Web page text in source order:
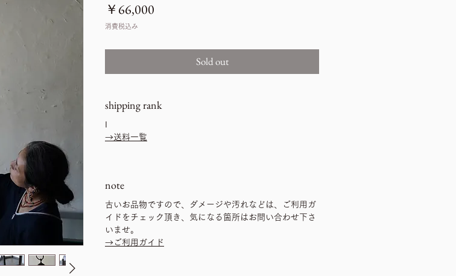
￥66,000
消費税込み
Sold out
shipping rank
→送料一覧
note
古いお品物ですので、ダメージや汚れなどは、ご利用ガ
イドをチェック頂き、気になる箇所はお問い合わせ下さ
いませ。
→ご利用ガイド